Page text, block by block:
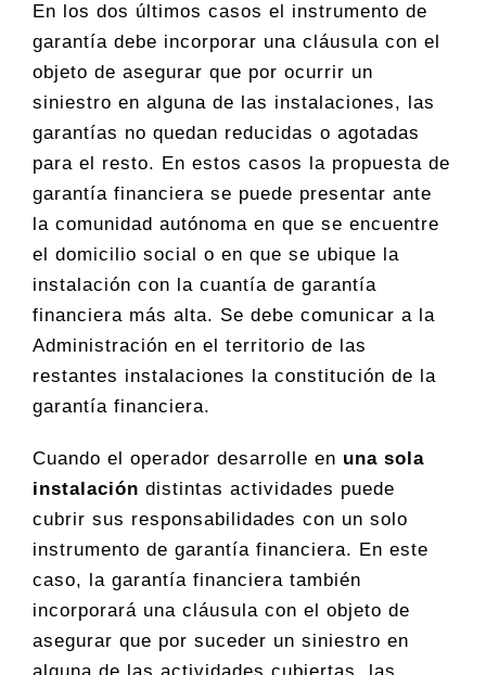
En los dos últimos casos el instrumento de
garantía debe incorporar una cláusula con el
objeto de asegurar que por ocurrir un
siniestro en alguna de las instalaciones, las
garantías no quedan reducidas o agotadas
para el resto. En estos casos la propuesta de
garantía financiera se puede presentar ante
la comunidad autónoma en que se encuentre
el domicilio social o en que se ubique la
instalación con la cuantía de garantía
financiera más alta. Se debe comunicar a la
Administración en el territorio de las
restantes instalaciones la constitución de la
garantía financiera.
Cuando el operador desarrolle en una sola
instalación distintas actividades puede
cubrir sus responsabilidades con un solo
instrumento de garantía financiera. En este
caso, la garantía financiera también
incorporará una cláusula con el objeto de
asegurar que por suceder un siniestro en